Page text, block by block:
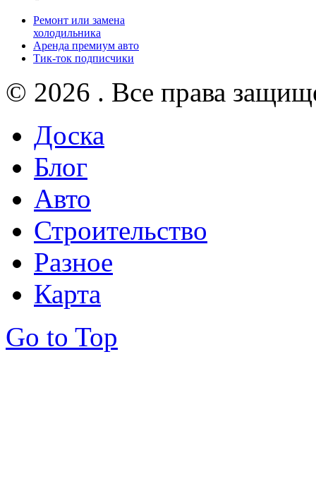
Ремонт или замена
холодильника
Аренда премиум авто
Тик-ток подписчики
© 2026 . Все права
Доска
Блог
Авто
Строительство
Разное
Карта
Go to Top